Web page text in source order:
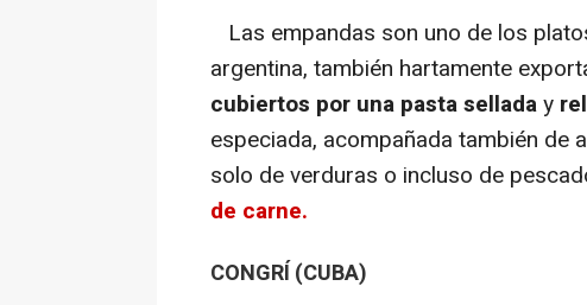
Las empandas son uno de los
argentina, también hartamente
cubiertos por una pasta selladay
especiada, acompañada también de
solo de verduras o incluso de
de carne.
CONGRÍ (CUBA)